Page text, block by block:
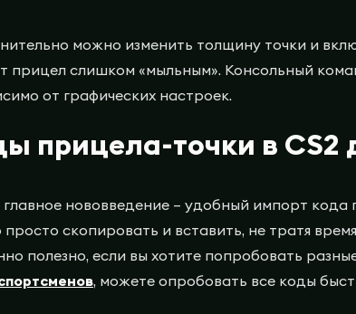
можно изменить толщину точки и
прицел слишком «мыльным». Консольный
от графических настроек.
прицела-точки в CS2
нововведение – удобный импорт
скопировать и вставить, не тратя
полезно, если вы хотите попробовать
, можете опробовать все коды